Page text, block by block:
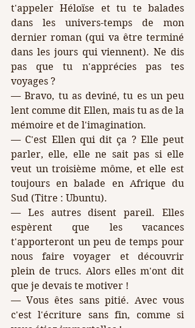
t'appeler Héloïse et tu te balades
dans les univers-temps de mon
dernier roman (qui va être terminé
dans les jours qui viennent). Ne dis
pas que tu n'apprécies pas tes
voyages ?
— Bravo, tu as deviné, tu es un peu
lent comme dit Ellen, mais tu as de la
mémoire et de l'imagination.
— C'est Ellen qui dit ça ? Elle peut
parler, elle, elle ne sait pas si elle
veut un troisième môme, et elle est
toujours en balade en Afrique du
Sud (Titre : Ubuntu).
— Les autres disent pareil. Elles
espèrent que les vacances
t'apporteront un peu de temps pour
nous faire voyager et découvrir
plein de trucs. Alors elles m'ont dit
que je devais te motiver !
— Vous êtes sans pitié. Avec vous
c'est l'écriture sans fin, comme si